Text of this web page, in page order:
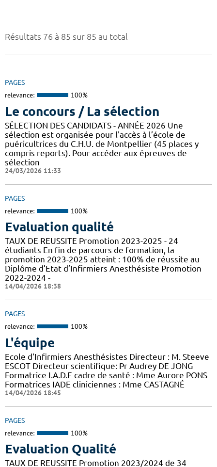
Résultats 76 à 85 sur 85 au total
PAGES
relevance: 100%
Le concours / La sélection
SÉLECTION DES CANDIDATS - ANNÉE 2026 Une
sélection est organisée pour l'accès à l’école de
puéricultrices du C.H.U. de Montpellier (45 places y
compris reports). Pour accéder aux épreuves de
sélection
24/03/2026 11:33
PAGES
relevance: 100%
Evaluation qualité
TAUX DE REUSSITE Promotion 2023-2025 - 24
étudiants En fin de parcours de formation, la
promotion 2023-2025 atteint : 100% de réussite au
Diplôme d’Etat d’Infirmiers Anesthésiste Promotion
2022-2024 -
14/04/2026 18:38
PAGES
relevance: 100%
L'équipe
Ecole d'Infirmiers Anesthésistes Directeur : M. Steeve
ESCOT Directeur scientifique: Pr Audrey DE JONG
Formatrice I.A.D.E cadre de santé : Mme Aurore PONS
Formatrices IADE cliniciennes : Mme CASTAGNÉ
14/04/2026 18:45
PAGES
relevance: 100%
Evaluation Qualité
TAUX DE REUSSITE Promotion 2023/2024 de 34